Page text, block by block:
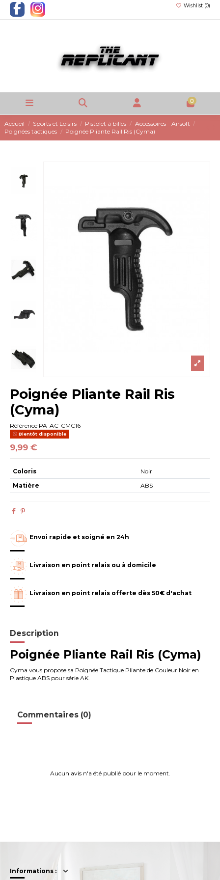
Wishlist (0)
0
Accueil Sports et Loisirs Pistolet à billes
Accessoires - Airsoft
Poignées tactiques
Poignée Pliante Rail Ris (Cyma)
Poignée Pliante Rail Ris
(Cyma)
Référence PA-AC-CMC16
Bientôt disponible
9,99 €
Coloris
Noir
Matière
ABS
Envoi rapide et soigné en 24h
Livraison en point relais ou à domicile
Livraison en point relais offerte dès 50€ d'achat
Description
Poignée Pliante Rail Ris (Cyma)
Cyma vous propose sa Poignée Tactique Pliante de Couleur Noir en
Plastique ABS pour série AK.
Commentaires (0)
Aucun avis n'a été publié pour le moment.
Informations :